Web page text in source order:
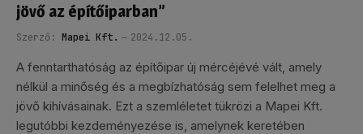
jövő az építőiparban”
Szerző: Mapei Kft. 2024.12.05.
A fenntarthatóság az építőipar új mércéjévé vált, amely
nélkül a minőség és a megbízhatóság sem felelhet meg a
jövő kihívásainak. Ezt a szemléletet tükrözi a Mapei Kft.
legutóbbi kezdeményezése is, amelynek keretében